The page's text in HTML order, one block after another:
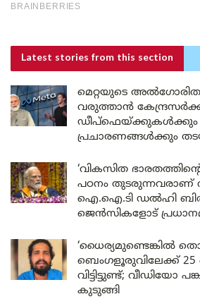
Latest stories from this section
മെറ്റയുടെ
വരുത്താൻ
ഡീപ്‌ഫെയ്ക്കുകൾക്കും
പ്രചാരണങ്ങൾക്കും
‘വികസിത
പഠനം തുടരുന്നവരാണ്
ഐ.ഐ.ടി ഡൽഹി
ജെൻസികളോട്
‘ധൈര്യമുണ്ടെങ്കിൽ
ബെംഗളൂരുവിലേക്ക് 25
വിട്ടിട്ടുണ്ട്; വീഡിയോ
കുടുങ്ങി